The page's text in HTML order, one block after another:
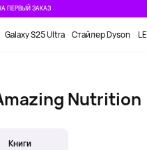
ПЕРВЫЙ ЗАКАЗ
Galaxy S25 Ultra Стайлер Dyson
Nutrition
Книги